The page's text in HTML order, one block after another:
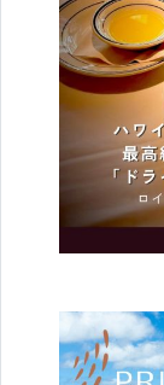
広告